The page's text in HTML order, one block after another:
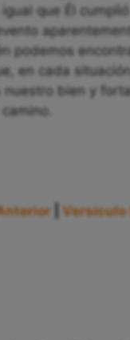
que Él
podemos
en cada
nuestro bien y
Versículo